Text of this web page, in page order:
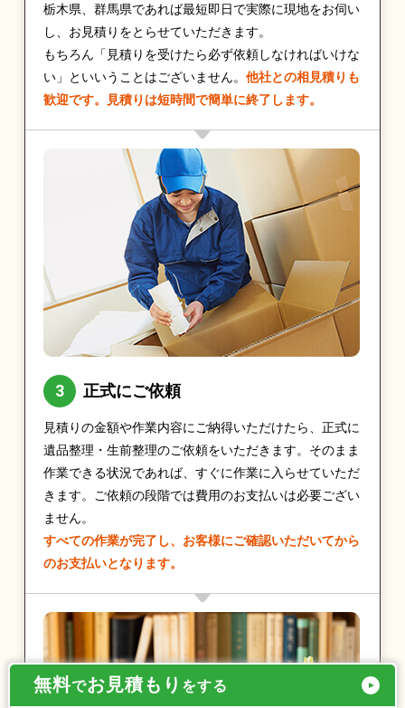
栃木県、群馬県であれば最短即日で実際に現地をお伺い
し、お見積りをとらせていただきます。
もちろん「見積りを受けたら必ず依頼しなければいけな
い」といいうことはございません。 他社との相見積りも
歓迎です。見積りは短時間で簡単に終了します。
正式にご依頼
見積りの金額や作業内容にご納得いただけたら、正式に
遺品整理・生前整理のご依頼をいただきます。そのまま
作業できる状況であれば、すぐに作業に入らせていただ
きます。ご依頼の段階では費用のお支払いは必要ござい
ません。
すべての作業が完了し、お客様にご確認いただいてから
のお支払いとなります。
無料でお見積もり をする